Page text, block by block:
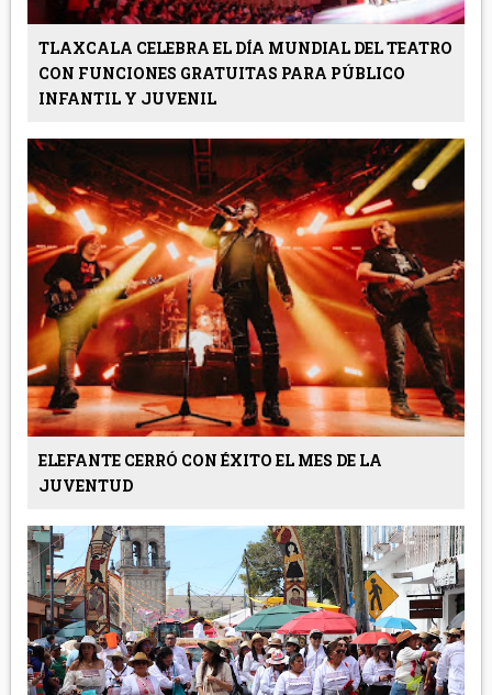
TLAXCALA CELEBRA EL DÍA MUNDIAL DEL TEATRO
CON FUNCIONES GRATUITAS PARA PÚBLICO
INFANTIL Y JUVENIL
ELEFANTE CERRÓ CON ÉXITO EL MES DE LA
JUVENTUD